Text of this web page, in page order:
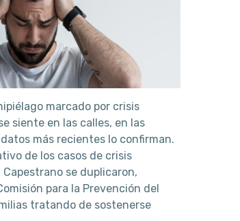
marcado por crisis
siente en las calles, en las
más recientes lo confirman.
de los casos de crisis
se duplicaron,
para la Prevención del
tratando de sostenerse